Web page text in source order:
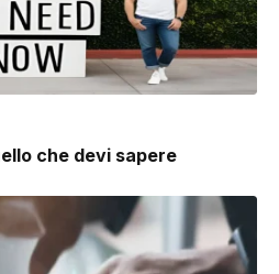
che devi sapere